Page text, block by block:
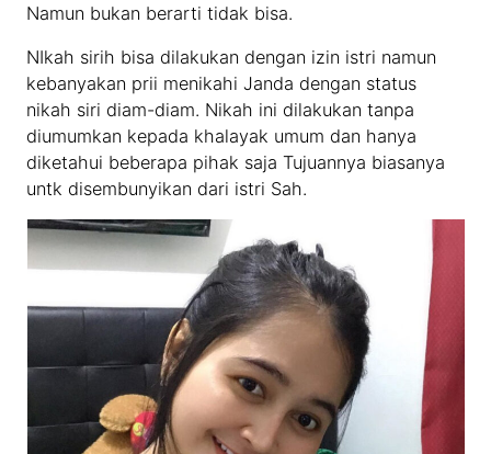
Namun bukan berarti tidak bisa.
NIkah sirih bisa dilakukan dengan izin istri namun
kebanyakan prii menikahi Janda dengan status
nikah siri diam-diam. Nikah ini dilakukan tanpa
diumumkan kepada khalayak umum dan hanya
diketahui beberapa pihak saja Tujuannya biasanya
untk disembunyikan dari istri Sah.